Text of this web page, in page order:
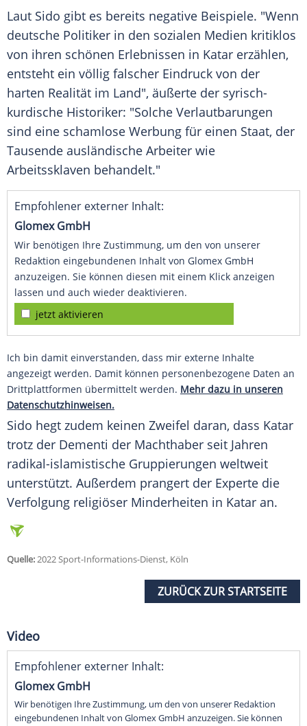
Laut Sido gibt es bereits negative Beispiele. "Wenn
deutsche Politiker in den sozialen Medien kritiklos
von ihren schönen Erlebnissen in Katar erzählen,
entsteht ein völlig falscher Eindruck von der
harten Realität im Land", äußerte der syrisch-
kurdische Historiker: "Solche Verlautbarungen
sind eine schamlose Werbung für einen Staat, der
Tausende ausländische Arbeiter wie
Arbeitssklaven behandelt."
Empfohlener externer Inhalt:
Glomex GmbH
Wir benötigen Ihre Zustimmung, um den von unserer
Redaktion eingebundenen Inhalt von Glomex GmbH
anzuzeigen. Sie können diesen mit einem Klick anzeigen
lassen und auch wieder deaktivieren.
jetzt aktivieren
Ich bin damit einverstanden, dass mir externe Inhalte
angezeigt werden. Damit können personenbezogene Daten an
Drittplattformen übermittelt werden. Mehr dazu in unseren
Datenschutzhinweisen.
Sido hegt zudem keinen Zweifel daran, dass Katar
trotz der Dementi der Machthaber seit Jahren
radikal-islamistische Gruppierungen weltweit
unterstützt. Außerdem prangert der Experte die
Verfolgung religiöser Minderheiten in Katar an.
Quelle:2022 Sport-Informations-Dienst, Köln
ZURÜCK ZUR STARTSEITE
Video
Empfohlener externer Inhalt:
Glomex GmbH
Wir benötigen Ihre Zustimmung, um den von unserer Redaktion
eingebundenen Inhalt von Glomex GmbH anzuzeigen. Sie können